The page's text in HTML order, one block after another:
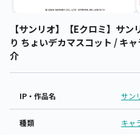
【サンリオ】【Eクロミ】サ
り ちょいデカマスコット / キ
介
IP・作品名 サン
種類 キャ